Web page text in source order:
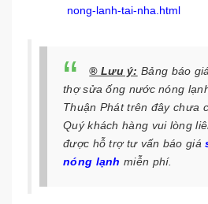
nong-lanh-tai-nha.html
® Lưu ý: Bảng báo
thợ sửa ống nước nóng
Thuận Phát trên đây chưa
Quý khách hàng vui lòng
được hỗ trợ tư vấn báo giá
nóng lạnh miễn phí.